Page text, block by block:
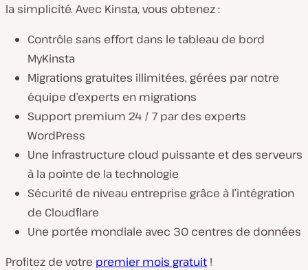
la simplicité. Avec Kinsta, vous obtenez :
Contrôle sans effort dans le tableau de bord
MyKinsta
Migrations gratuites illimitées, gérées par notre
équipe d’experts en migrations
Support premium 24 / 7 par des experts
WordPress
Une infrastructure cloud puissante et des serveurs
à la pointe de la technologie
Sécurité de niveau entreprise grâce à l’intégration
de Cloudflare
Une portée mondiale avec 30 centres de données
Profitez de votre premier mois gratuit !